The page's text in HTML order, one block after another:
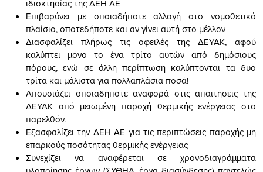
ιδιοκτησίας της ΔΕΗ ΑΕ
Επιβαρύνει με οποιαδήποτε αλλαγή στο νομοθετικό
πλαίσιο, οποτεδήποτε και αν γίνει αυτή στο μέλλον
Διασφαλίζει πλήρως τις οφειλές της ΔΕΥΑΚ, αφού
καλύπτει μόνο το ένα τρίτο αυτών από δημόσιους
πόρους, ενώ σε άλλη περίπτωση καλύπτονται τα δυο
τρίτα και μάλιστα για πολλαπλάσια ποσά!
Απουσιάζει οποιαδήποτε αναφορά στις απαιτήσεις της
ΔΕΥΑΚ από μειωμένη παροχή θερμικής ενέργειας στο
παρελθόν.
Εξασφαλίζει την ΔΕΗ ΑΕ για τις περιπτώσεις παροχής μη
επαρκούς ποσότητας θερμικής ενέργειας
Συνεχίζει να αναφέρεται σε χρονοδιαγράμματα